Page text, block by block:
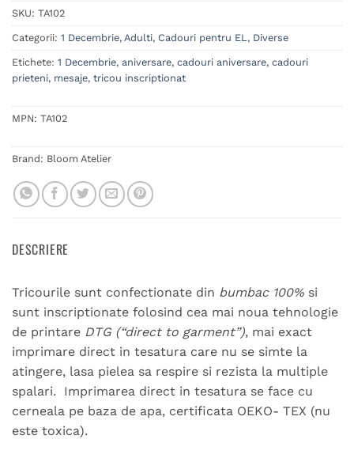
SKU: TA102
Categorii: 1 Decembrie, Adulti, Cadouri pentru EL , Diverse
Etichete: 1 Decembrie, aniversare, cadouri aniversare, cadouri
prieteni, mesaje, tricou inscriptionat
MPN: TA102
Brand: Bloom Atelier
DESCRIERE
Tricourile sunt confectionate din bumbac 100% si
sunt inscriptionate folosind cea mai noua tehnologie
de printare DTG (“direct to garment”), mai exact
imprimare direct in tesatura care nu se simte la
atingere, lasa pielea sa respire si rezista la multiple
spalari. Imprimarea direct in tesatura se face cu
cerneala pe baza de apa, certificata OEKO- TEX (nu
este toxica).